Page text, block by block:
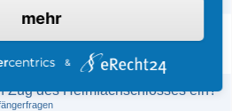
zu Laut / Vibriert und dreht
zu hoch
Speedfight 2
Zug des Helmfachschlosses ein?
mehr
&